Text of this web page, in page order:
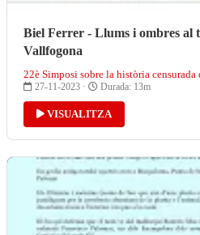
Biel Ferrer - Llums i ombres al
Vallfogona
22è Simposi sobre la història
27-11-2023 · Durada: 13m
VISUALITZA